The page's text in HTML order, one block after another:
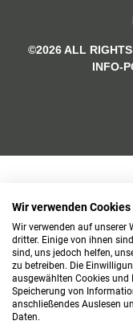
©2026 ALL
INFO-
Wir verwenden Cookies
Wir verwenden auf unserer
dritter. Einige von ihnen
sind, uns jedoch helfen,
zu betreiben. Die
ausgewählten Cookies und
Speicherung von
anschließendes Auslesen
Daten.